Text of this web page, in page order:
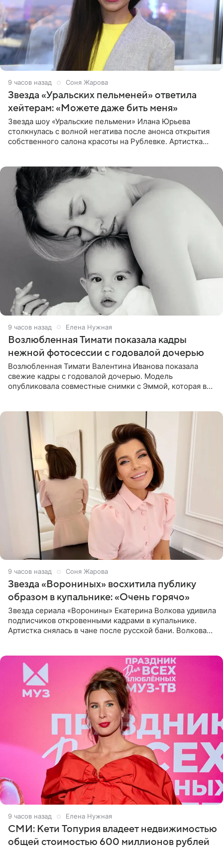
9 часов назад Соня Жарова
Звезда «Уральских пельменей» ответила
хейтерам: «Можете даже бить меня»
Звезда шоу «Уральские пельмени» Илана Юрьева
столкнулась с волной негатива после анонса открытия
собственного салона красоты на Рублевке. Артистка
9 часов назад Елена Нужная
Возлюбленная Тимати показала кадры
нежной фотосессии с годовалой дочерью
Возлюбленная Тимати Валентина Иванова показала
свежие кадры с годовалой дочерью. Модель
опубликовала совместные снимки с Эммой, которая в
9 часов назад Соня Жарова
Звезда «Ворониных» восхитила публику
образом в купальнике: «Очень горячо»
Звезда сериала «Воронины» Екатерина Волкова удивила
подписчиков откровенными кадрами в купальнике.
Артистка снялась в чане после русской бани. Волкова
9 часов назад Елена Нужная
СМИ: Кети Топурия владеет недвижимостью
общей стоимостью 600 миллионов рублей